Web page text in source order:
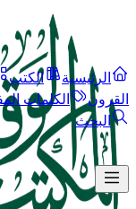
الرئيسية الكتب
القرون
الكلمات
البحث